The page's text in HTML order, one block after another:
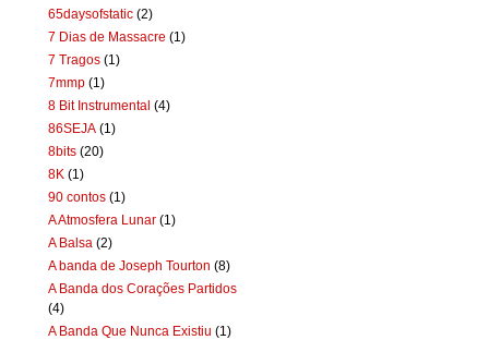
65daysofstatic (2)
7 Dias de Massacre (1)
7 Tragos (1)
7mmp (1)
8 Bit Instrumental (4)
86SEJA (1)
8bits (20)
8K (1)
90 contos (1)
A Atmosfera Lunar (1)
A Balsa (2)
A banda de Joseph Tourton (8)
A Banda dos Corações Partidos
(4)
A Banda Que Nunca Existiu (1)